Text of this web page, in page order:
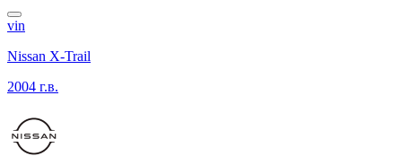
vin
Nissan X-Trail
2004 г.в.